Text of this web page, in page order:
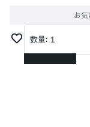
お
数量: 1
1